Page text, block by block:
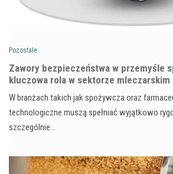
Pozostałe
Zawory bezpieczeństwa w przemyśle
kluczowa rola w sektorze
W branżach takich jak spożywcza oraz
technologiczne muszą spełniać wyjątkowo
szczególnie…